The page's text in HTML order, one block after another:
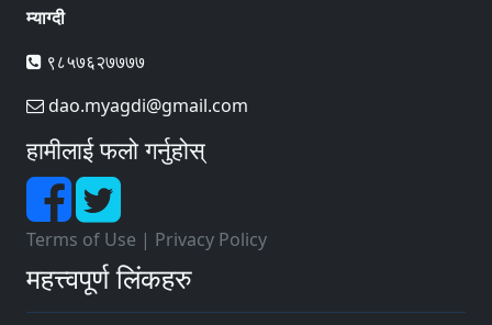
म्याग्दी
९८५७६२७७७७
dao.myagdi@gmail.com
हामीलाई फलो गर्नुहोस्
Terms of Use | Privacy Policy
महत्त्वपूर्ण लिंकहरु